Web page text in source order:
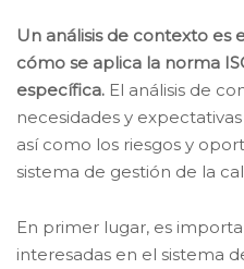
Un análisis de contexto es
cómo se aplica la norma
específica. El análisis de
necesidades y
así como los riesgos y
sistema de gestión de la
En primer lugar, es
interesadas en el sistema